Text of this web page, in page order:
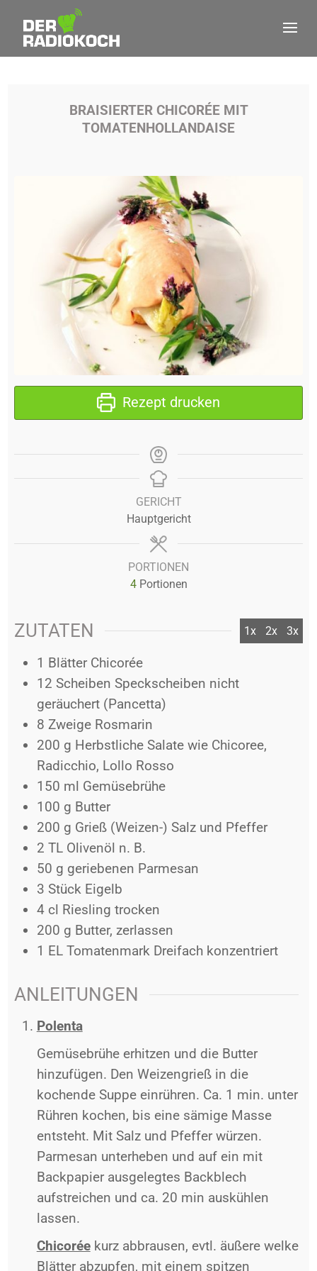
BRAISIERTER CHICORÉE MIT
TOMATENHOLLANDAISE
Rezept drucken
GERICHT
Hauptgericht
PORTIONEN
4 Portionen
ZUTATEN 1x 2x 3x
1 Blätter Chicorée
12 Scheiben Speckscheiben nicht
geräuchert (Pancetta)
8 Zweige Rosmarin
200 g Herbstliche Salate wie Chicoree,
Radicchio, Lollo Rosso
150 ml Gemüsebrühe
100 g Butter
200 g Grieß (Weizen-) Salz und Pfeffer
2 TL Olivenöl n. B.
50 g geriebenen Parmesan
3 Stück Eigelb
4 cl Riesling trocken
200 g Butter, zerlassen
1 EL Tomatenmark Dreifach konzentriert
ANLEITUNGEN
Polenta
Gemüsebrühe erhitzen und die Butter
hinzufügen. Den Weizengrieß in die
kochende Suppe einrühren. Ca. 1 min. unter
Rühren kochen, bis eine sämige Masse
entsteht. Mit Salz und Pfeffer würzen.
Parmesan unterheben und auf ein mit
Backpapier ausgelegtes Backblech
aufstreichen und ca. 20 min auskühlen
lassen.
Chicoréekurz abbrausen, evtl. äußere welke
Blätter abzupfen, mit einem spitzen